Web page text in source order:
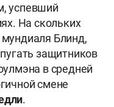
успевший
На скольких
Блинд,
защитников
в средней
смене
.